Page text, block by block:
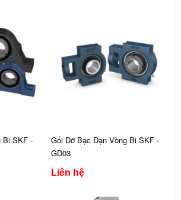
Bi SKF -
Gối Đỡ Bạc Đạn Vòng Bi SKF -
GD03
Liên hệ